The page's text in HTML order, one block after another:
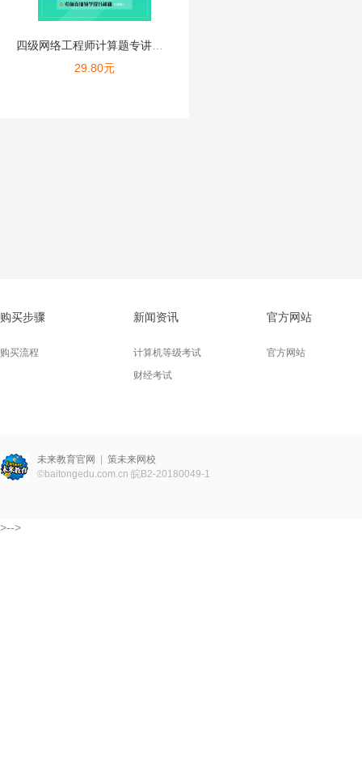
29.80元
购买步骤
购买流程
新闻资讯
计算机等级考试
财经考试
官方网站
官方网站
未来教育官网
策未来网校
©baitongedu.com.cn 皖B2-20180049-1
>-->